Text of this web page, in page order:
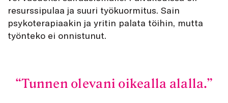
resurssipulaa ja suuri työkuormitus. Sain
psykoterapiaakin ja yritin palata töihin, mutta
työnteko ei onnistunut.
Tunnen olevani oikealla alalla.